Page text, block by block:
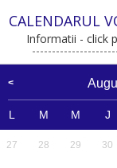
CALENDARUL
Informatii - click
L M M J
27 28 29 30